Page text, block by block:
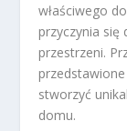
właściwego
przyczynia
przestrzeni.
stworzyć
domu.